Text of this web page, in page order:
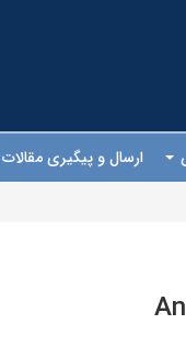
ارسال و پیگیری مقالات